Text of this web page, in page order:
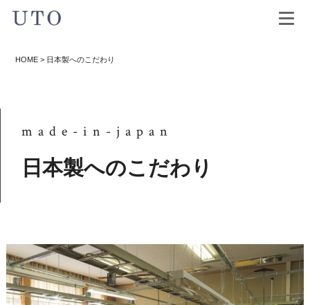
HOME > 日本製へのこだわり
made-in-japan
日本製へのこだわり